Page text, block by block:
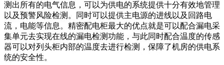
测出所有的电气信息，可以为供电的系统提供十分有效地管理
以及预警风险检测。同时可以提供主电源的进线以及回路电
流，电能等信息。精密配电柜最大的优点就是可以配合漏电采
集单元去实现在线的漏电检测功能，与此同时配合温度的传感
器可以对列头柜内部的温度去进行检测，保障了机房的供电系
统的安全性。